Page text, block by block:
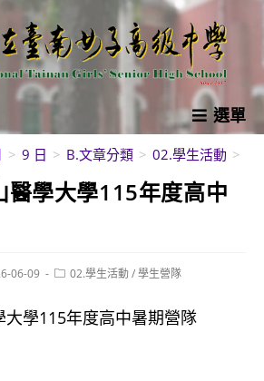
選單
> 9 日 > B.文章分類 > 02.學生活動 >
醫學大學115年度高中
06-09
Post02.學生活動/學生營隊
大學115年度高中暑期營隊